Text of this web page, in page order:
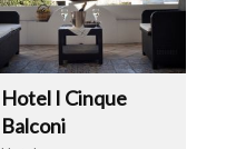
Hotel I Cinque
Balconi